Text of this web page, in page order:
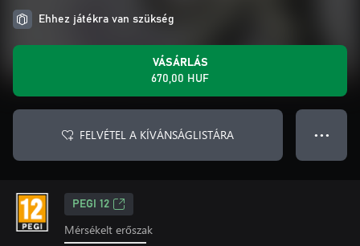
Ehhez játékra van szükség
VÁSÁRLÁS
670,00 HUF
FELVÉTEL A KÍVÁNSÁGLISTÁRA ● ● ●
PEGI 12
Mérsékelt erőszak